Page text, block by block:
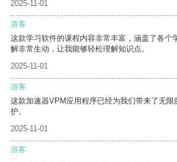
2025-11-01
游客
这款学习软件的课程内容非常丰富，涵盖了各个
解非常生动，让我能够轻松理解知识点。
2025-11-01
游客
这款加速器VPM应用程序已经为我们带来了无限
护。
2025-11-01
游客